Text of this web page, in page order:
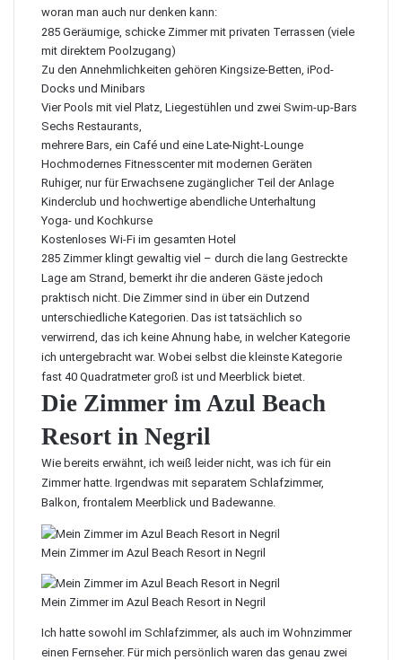
woran man auch nur denken kann:
285 Geräumige, schicke Zimmer mit privaten Terrassen (viele
mit direktem Poolzugang)
Zu den Annehmlichkeiten gehören Kingsize-Betten, iPod-
Docks und Minibars
Vier Pools mit viel Platz, Liegestühlen und zwei Swim-up-Bars
Sechs Restaurants,
mehrere Bars, ein Café und eine Late-Night-Lounge
Hochmodernes Fitnesscenter mit modernen Geräten
Ruhiger, nur für Erwachsene zugänglicher Teil der Anlage
Kinderclub und hochwertige abendliche Unterhaltung
Yoga- und Kochkurse
Kostenloses Wi-Fi im gesamten Hotel
285 Zimmer klingt gewaltig viel – durch die lang Gestreckte
Lage am Strand, bemerkt ihr die anderen Gäste jedoch
praktisch nicht. Die Zimmer sind in über ein Dutzend
unterschiedliche Kategorien. Das ist tatsächlich so
verwirrend, das ich keine Ahnung habe, in welcher Kategorie
ich untergebracht war. Wobei selbst die kleinste Kategorie
fast 40 Quadratmeter groß ist und Meerblick bietet.
Die Zimmer im Azul Beach
Resort in Negril
Wie bereits erwähnt, ich weiß leider nicht, was ich für ein
Zimmer hatte. Irgendwas mit separatem Schlafzimmer,
Balkon, frontalem Meerblick und Badewanne.
Mein Zimmer im Azul Beach Resort in Negril
Mein Zimmer im Azul Beach Resort in Negril
Ich hatte sowohl im Schlafzimmer, als auch im Wohnzimmer
einen Fernseher. Für mich persönlich waren das genau zwei